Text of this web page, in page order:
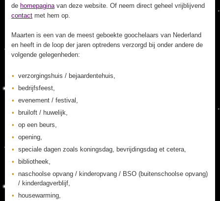
de homepaginavan deze website. Of neem direct geheel vrijblijvend
contact met hem op.
Maarten is een van de meest geboekte goochelaars van Nederland
en heeft in de loop der jaren optredens verzorgd bij onder andere de
volgende gelegenheden:
verzorgingshuis / bejaardentehuis,
bedrijfsfeest,
evenement / festival,
bruiloft / huwelijk,
op een beurs,
opening,
speciale dagen zoals koningsdag, bevrijdingsdag et cetera,
bibliotheek,
naschoolse opvang / kinderopvang / BSO (buitenschoolse opvang)
/ kinderdagverblijf,
housewarming,